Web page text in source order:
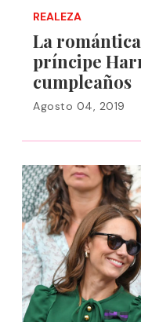
REALEZA
La
príncipe
cumpleaños
Agosto 04, 2019